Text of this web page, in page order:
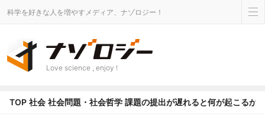
科学を好きな人を増やすメディア、ナゾロジー！
Love science , enjoy !
TOP 社会 社会問題・社会哲学 課題の提出が遅れると何が起こるか